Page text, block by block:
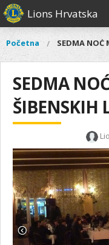
Skoči
na
sadržaj
Lions Hrvatska
O nama
Naši projekti
Aktivnosti
Glavni
O
nama
Distrikt
126
Naši
Aktivnosti
Vi
ste
ovdje
Početna SEDMA NOĆ
SEDMA
ŠIBENSKIH